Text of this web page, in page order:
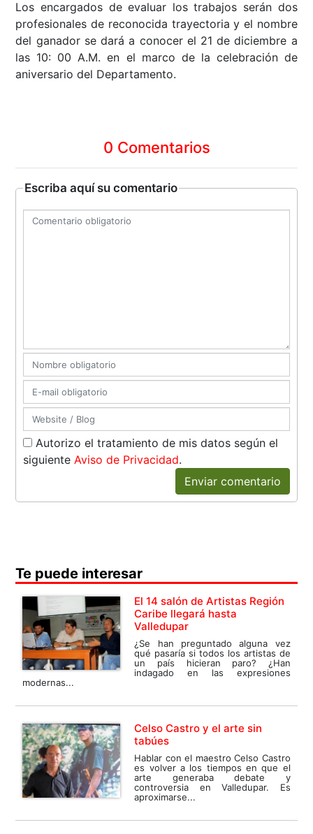
Los encargados de evaluar los trabajos serán dos
profesionales de reconocida trayectoria y el nombre
del ganador se dará a conocer el 21 de diciembre a
las 10: 00 A.M. en el marco de la celebración de
aniversario del Departamento.
0 Comentarios
Escriba aquí su comentario
Autorizo el tratamiento de mis datos según el
siguienteAviso de Privacidad.
Enviar comentario
Te puede interesar
El 14 salón de Artistas Región
Caribe llegará hasta
Valledupar
¿Se han preguntado alguna vez
qué pasaría si todos los artistas de
un país hicieran paro? ¿Han
indagado en las expresiones
modernas...
Celso Castro y el arte sin
tabúes
Hablar con el maestro Celso Castro
es volver a los tiempos en que el
arte generaba debate y
controversia en Valledupar. Es
aproximarse...